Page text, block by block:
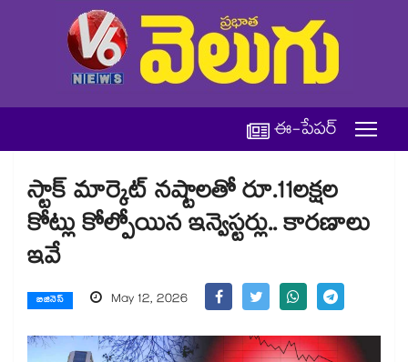
ఈ-పేపర్
స్టాక్ మార్కెట్ నష్టాలతో రూ.11లక్షల
కోట్లు కోల్పోయిన ఇన్వెస్టర్లు.. కారణాలు
ఇవే
బిజినెస్ May 12, 2026